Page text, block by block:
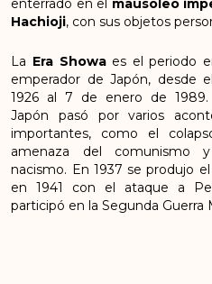
enterrado en el mausoleo
Hachioji, con sus objetos
La Era Showaes el periodo
emperador de Japón, desde
1926 al 7 de enero de
Japón pasó por varios
importantes, como el
amenaza del comunismo
nacismo. En 1937 se produjo
en 1941 con el ataque a
participó en la Segunda Guerra